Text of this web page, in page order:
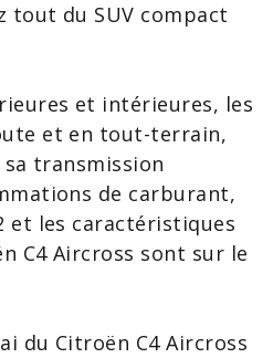
tout du SUV compact
et intérieures, les
et en tout-terrain,
transmission
de carburant,
et les caractéristiques
C4 Aircross sont sur le
du Citroën C4 Aircross